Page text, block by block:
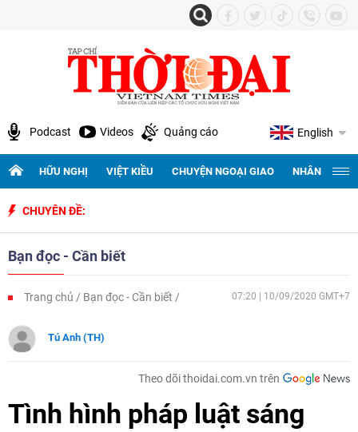
Podcast Videos Quảng cáo English
HỮU NGHỊ VIỆT KIỀU CHUYỆN NGOẠI GIAO NHÂN
CHUYÊN ĐỀ:
Bạn đọc - Cần biết
Trang chủ Bạn đọc - Cần biết 07:20 | 10/09/2020 GMT+7
Tú Anh (TH)
Theo dõi thoidai.com.vn trên
Tình hình pháp luật sáng